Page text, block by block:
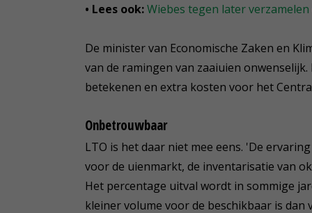
• Lees ook:Wiebes tegen later
De minister van Economische Zaken en
van de ramingen van zaaiuien
betekenen en extra kosten voor het
Onbetrouwbaar
LTO is het daar niet mee eens. 'De
voor de uienmarkt, de inventarisatie van
Het percentage uitval wordt in sommige
kleiner volume voor de beschikbaar is